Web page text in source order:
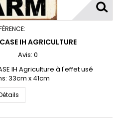
IH AGRICULTURE
Avis: 0
IH Agriculture à l'effet usé
33cm x 41cm